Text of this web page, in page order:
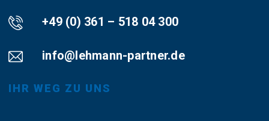
+49 (0) 361 – 518 04 300
info@lehmann-partner.de
IHR WEG ZU UNS